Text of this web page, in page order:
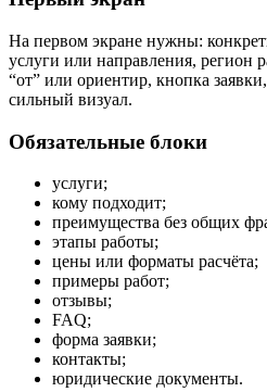
На первом экране нужны:
услуги или направления, регион
“от” или ориентир, кнопка
сильный визуал.
Обязательные блоки
услуги;
кому подходит;
преимущества без общих
этапы работы;
цены или форматы расчёта;
примеры работ;
отзывы;
FAQ;
форма заявки;
контакты;
юридические документы.